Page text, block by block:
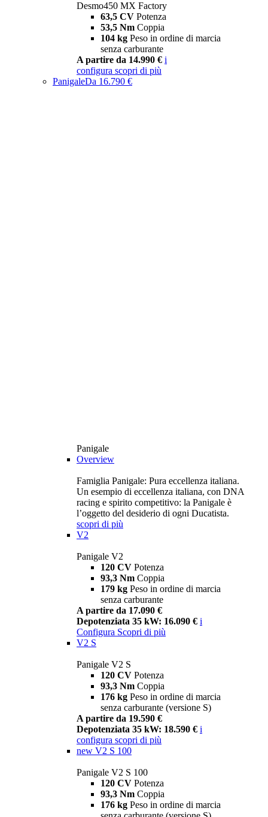
Desmo450 MX Factory
63,5 CV Potenza
53,5 Nm Coppia
104 kg Peso in ordine di marcia
senza carburante
A partire da 14.990 € i
configura scopri di più
PanigaleDa 16.790 €
Panigale
Overview
Famiglia Panigale: Pura eccellenza italiana.
Un esempio di eccellenza italiana, con DNA
racing e spirito competitivo: la Panigale è
l’oggetto del desiderio di ogni Ducatista.
scopri di più
V2
Panigale V2
120 CV Potenza
93,3 Nm Coppia
179 kg Peso in ordine di marcia
senza carburante
A partire da 17.090 €
Depotenziata 35 kW: 16.090 € i
Configura Scopri di più
V2 S
Panigale V2 S
120 CV Potenza
93,3 Nm Coppia
176 kg Peso in ordine di marcia
senza carburante (versione S)
A partire da 19.590 €
Depotenziata 35 kW: 18.590 € i
configura scopri di più
new V2 S 100
Panigale V2 S 100
120 CV Potenza
93,3 Nm Coppia
176 kg Peso in ordine di marcia